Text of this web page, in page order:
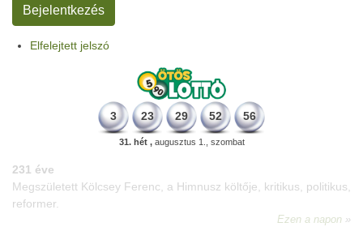
Elfelejtett jelszó
3 23 29 52 56
31. hét ,augusztus 1., szombat
331 éve
Megszületett Mikes Kelemen memoáríró, műfordító, a XVIII.
századi magyar prózairodalom legnagyobb alakja.
Ezen a napon